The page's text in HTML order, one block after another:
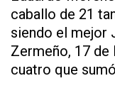
caballo de 21
siendo el mejor
Zermeño, 17 de
cuatro que